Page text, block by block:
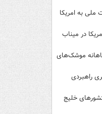
ملی به امریکا
در میناب
موشک‌های
راهبردی
خلیج